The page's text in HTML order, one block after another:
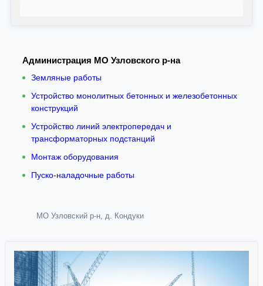
Администрация МО Узловского р-на
Земляные работы
Устройство монолитных бетонных и железобетонных
конструкций
Устройство линий электропередач и
трансформаторных подстанций
Монтаж оборудования
Пуско-наладочные работы
МО Узловский р-н, д. Кондуки